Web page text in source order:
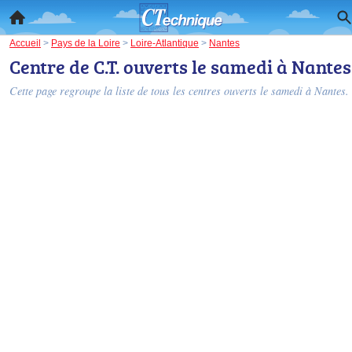
Accueil > Pays de la Loire > Loire-Atlantique > Nantes
Centre de C.T. ouverts le samedi à Nantes
Cette page regroupe la liste de tous les centres ouverts le samedi à Nantes.